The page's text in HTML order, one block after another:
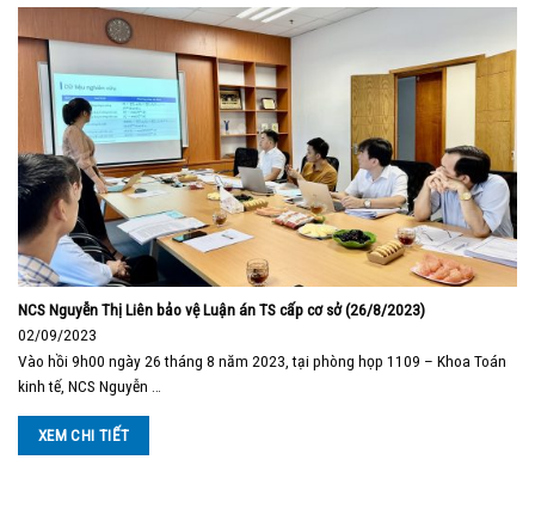
NCS Nguyễn Thị Liên bảo vệ Luận án TS cấp cơ sở (26/8/2023)
02/09/2023
Vào hồi 9h00 ngày 26 tháng 8 năm 2023, tại phòng họp 1109 – Khoa Toán
kinh tế, NCS Nguyễn …
XEM CHI TIẾT